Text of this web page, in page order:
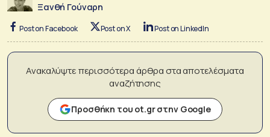
Ξανθή Γούναρη
Post on Facebook Post on X Post on LinkedIn
Ανακαλύψτε περισσότερα άρθρα στα αποτελέσματα
αναζήτησης
Προσθήκη του ot.gr στην Google